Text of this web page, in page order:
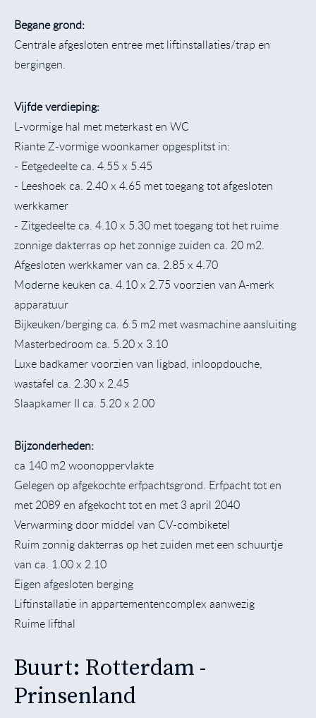
Begane grond:
Centrale afgesloten entree met liftinstallaties/trap en
bergingen.
Vijfde verdieping:
L-vormige hal met meterkast en WC
Riante Z-vormige woonkamer opgesplitst in:
- Eetgedeelte ca. 4.55 x 5.45
- Leeshoek ca. 2.40 x 4.65 met toegang tot afgesloten
werkkamer
- Zitgedeelte ca. 4.10 x 5.30 met toegang tot het ruime
zonnige dakterras op het zonnige zuiden ca. 20 m2.
Afgesloten werkkamer van ca. 2.85 x 4.70
Moderne keuken ca. 4.10 x 2.75 voorzien van A-merk
apparatuur
Bijkeuken/berging ca. 6.5 m2 met wasmachine aansluiting
Masterbedroom ca. 5.20 x 3.10
Luxe badkamer voorzien van ligbad, inloopdouche,
wastafel ca. 2.30 x 2.45
Slaapkamer II ca. 5.20 x 2.00
Bijzonderheden:
ca 140 m2 woonoppervlakte
Gelegen op afgekochte erfpachtsgrond. Erfpacht tot en
met 2089 en afgekocht tot en met 3 april 2040
Verwarming door middel van CV-combiketel
Ruim zonnig dakterras op het zuiden met een schuurtje
van ca. 1.00 x 2.10
Eigen afgesloten berging
Liftinstallatie in appartementencomplex aanwezig
Ruime lifthal
Buurt: Rotterdam -
Prinsenland